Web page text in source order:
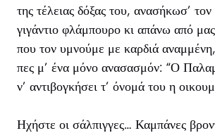
της τέλειας δόξας του, ανασήκωσ’
γιγάντιο φλάμπουρο κι απάνω από μας
που τον υμνούμε με καρδιά αναμμένη,
πες μ’ ένα μόνο ανασασμόν: “Ο
ν’ αντιβογκήσει τ’ όνομά του η
Ηχήστε οι σάλπιγγες… Καμπάνες